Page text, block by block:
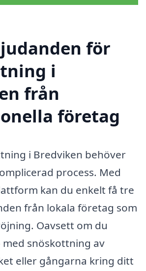
för
i
från
företag
i Bredviken behöver
process. Med
kan du enkelt få tre
från lokala företag som
Oavsett om du
snöskottning av
eller gångarna kring ditt